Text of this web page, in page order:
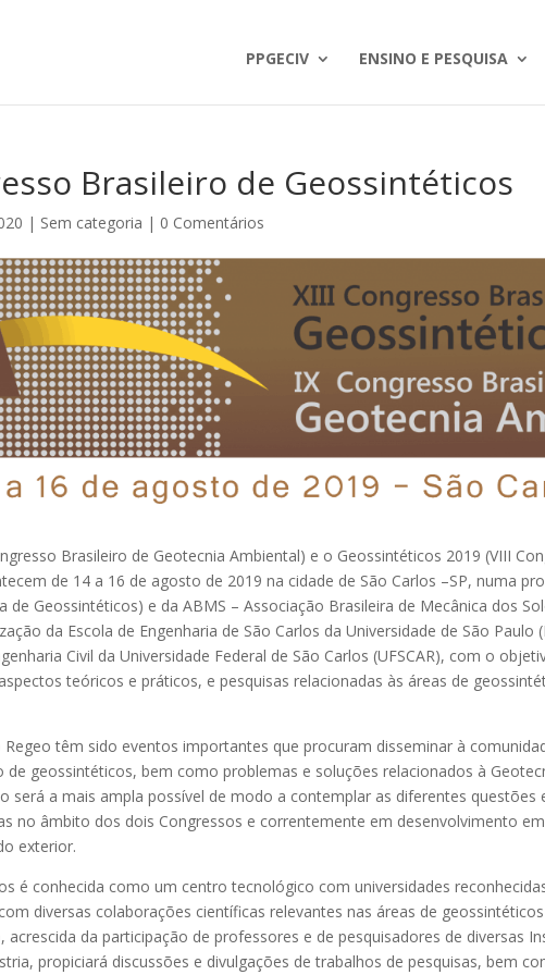
PPGECIV ENSINO E PESQUISA
Brasileiro de Geossintéticos
| Sem categoria | 0 Comentários
Brasileiro de Geotecnia Ambiental) e o Geossintéticos 2019 (VIII
de 14 a 16 de agosto de 2019 na cidade de São Carlos –SP, numa
de Geossintéticos) e da ABMS – Associação Brasileira de Mecânica dos
da Escola de Engenharia de São Carlos da Universidade de São Paulo
Civil da Universidade Federal de São Carlos (UFSCAR), com o
teóricos e práticos, e pesquisas relacionadas às áreas de
Regeo têm sido eventos importantes que procuram disseminar à
de geossintéticos, bem como problemas e soluções relacionados à
será a mais ampla possível de modo a contemplar as diferentes questões
no âmbito dos dois Congressos e correntemente em desenvolvimento
exterior.
é conhecida como um centro tecnológico com universidades
diversas colaborações científicas relevantes nas áreas de
acrescida da participação de professores e de pesquisadores de diversas
propiciará discussões e divulgações de trabalhos de pesquisas, bem